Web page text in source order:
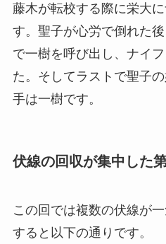
藤木が転校する際に栄大
す。聖子が心労で倒れた
で一樹を呼び出し、ナイ
た。そしてラストで聖子
手は一樹です。
伏線の回収が集中した
この回では複数の伏線が
すると以下の通りです。